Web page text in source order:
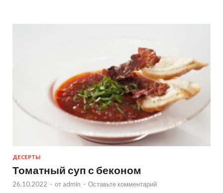
ДЕСЕРТЫ
Томатный суп с беконом
26.10.2022 - от admin - Оставьте комментарий